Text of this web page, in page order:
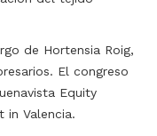
de Hortensia Roig,
El congreso
Equity
in Valencia.